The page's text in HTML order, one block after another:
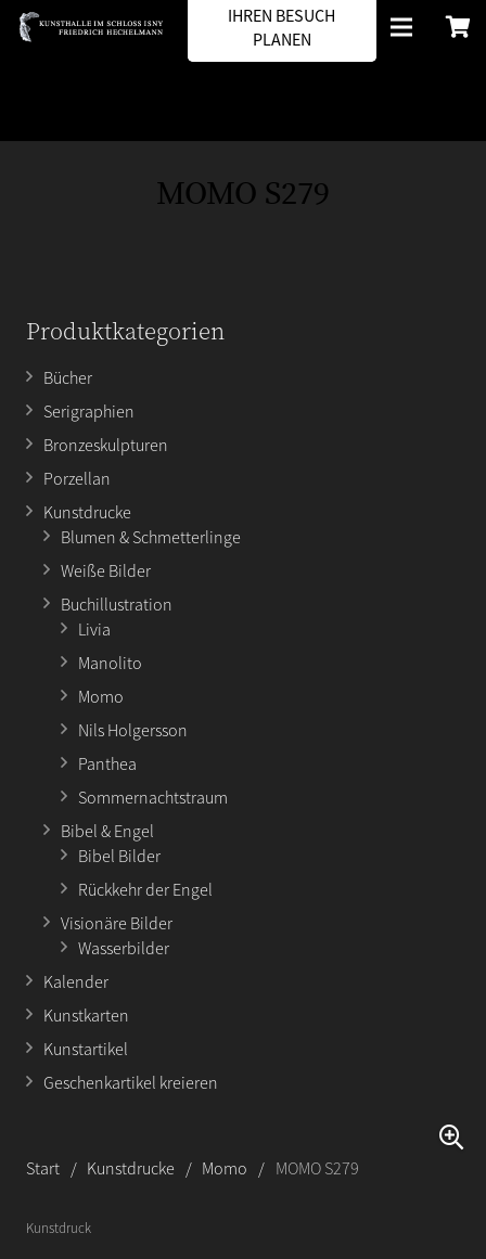
IHREN BESUCH
PLANEN
MOMO S279
Produktkategorien
Bücher
Serigraphien
Bronzeskulpturen
Porzellan
Kunstdrucke
Blumen & Schmetterlinge
Weiße Bilder
Buchillustration
Livia
Manolito
Momo
Nils Holgersson
Panthea
Sommernachtstraum
Bibel & Engel
Bibel Bilder
Rückkehr der Engel
Visionäre Bilder
Wasserbilder
Kalender
Kunstkarten
Kunstartikel
Geschenkartikel kreieren
Start / Kunstdrucke / Momo / MOMO S279
Kunstdruck